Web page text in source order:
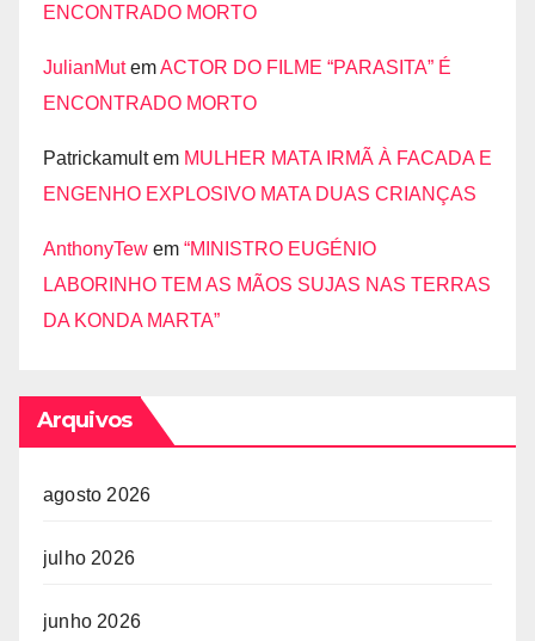
ENCONTRADO MORTO
JulianMutemACTOR DO FILME “PARASITA” É
ENCONTRADO MORTO
Patrickamultem MULHER MATA IRMÃ À FACADA E
ENGENHO EXPLOSIVO MATA DUAS CRIANÇAS
AnthonyTew em “MINISTRO EUGÉNIO
LABORINHO TEM AS MÃOS SUJAS NAS TERRAS
DA KONDA MARTA”
Arquivos
agosto 2026
julho 2026
junho 2026